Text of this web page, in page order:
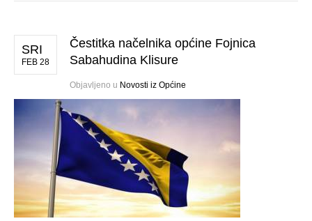
SRI
FEB 28
Čestitka načelnika općine Fojnica
Sabahudina Klisure
Objavljeno u Novosti iz Općine